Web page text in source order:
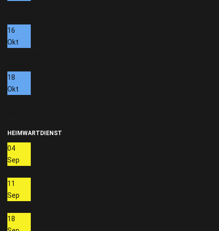
16
Okt
18
Okt
HEIMWARTDIENST
04
Sep
11
Sep
18